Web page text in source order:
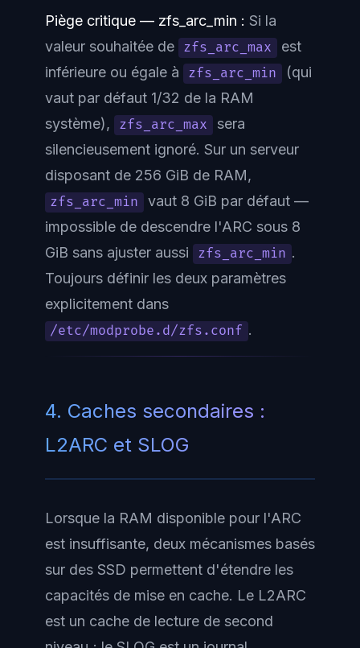
Piège critique — zfs_arc_min : Si la
valeur souhaitée de zfs_arc_max
est
inférieure ou égale à
zfs_arc_min
(qui
vaut par défaut 1/32 de la RAM
système),
zfs_arc_max
sera
silencieusement ignoré. Sur un serveur
disposant de 256 GiB de RAM,
zfs_arc_min
vaut 8 GiB par défaut —
impossible de descendre l'ARC sous 8
GiB sans ajuster aussi
zfs_arc_min .
Toujours définir les deux paramètres
explicitement dans
/etc/modprobe.d/zfs.conf .
4. Caches secondaires :
L2ARC et SLOG
Lorsque la RAM disponible pour l'ARC
est insuffisante, deux mécanismes basés
sur des SSD permettent d'étendre les
capacités de mise en cache. Le L2ARC
est un cache de lecture de second